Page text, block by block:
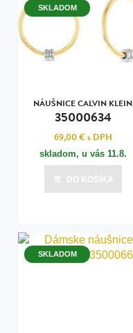
SKLADOM
NÁUŠNICE CALVIN KLEIN
35000634
69,00 €s DPH
skladom, u vás 11.8.
DO KOŠÍKA
SKLADOM